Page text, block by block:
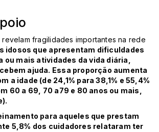
revelam fragilidades importantes na rede
idosos que apresentam dificuldades
ou mais atividades da vida diária,
ajuda. Essa proporção aumenta
a idade (de 24,1% para 38,1% e 55,4%
60 a 69, 70 a79 e 80 anos ou mais,
para aqueles que prestam
5,8% dos cuidadores relataram ter